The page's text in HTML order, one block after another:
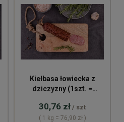
Kiełbasa łowiecka z
dziczyzny (1szt. =
30,76 zł / szt
( 1 kg = 76,90 zł )